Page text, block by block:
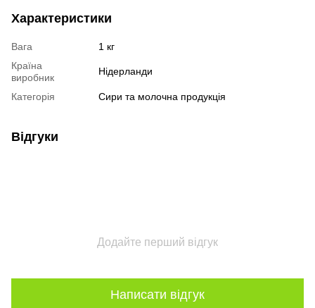
Характеристики
Вага
1 кг
Країна
виробник
Нідерланди
Категорія Сири та молочна продукція
Відгуки
Додайте перший відгук
Написати відгук